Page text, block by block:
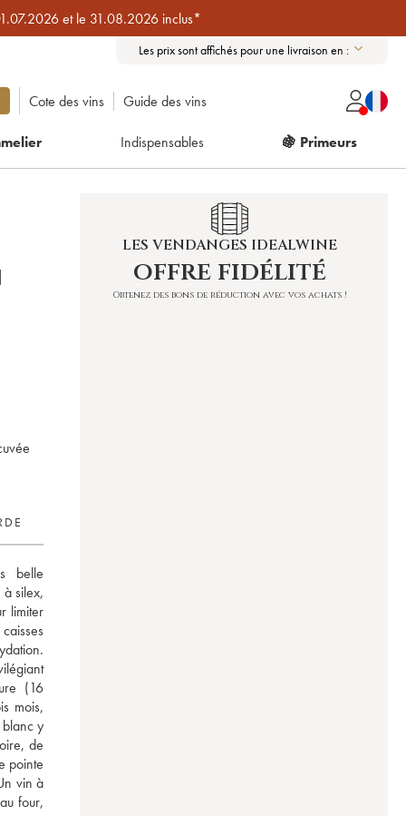
et le 31.08.2026 inclus*
Les prix sont affichés pour une livraison en :
Cote des vins Guide des vins
Indispensables 🍇 Primeurs
belle
silex,
limiter
(16
mois,
y
de
pointe
vin à
four,
LES VENDANGES IDEALWINE
offre fidélité
Obtenez des bons de réduction avec vos achats !